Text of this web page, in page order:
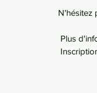
N'hésitez
Plus